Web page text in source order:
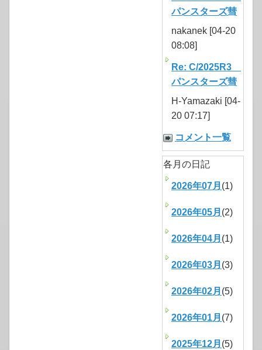
パンスターズ彗
nakanek [04-20
08:08]
Re: C/2025R3
パンスターズ彗
H-Yamazaki [04-
20 07:17]
コメント一覧
各月の日記
2026年07月 (1)
2026年05月 (2)
2026年04月 (1)
2026年03月 (3)
2026年02月 (5)
2026年01月 (7)
2025年12月 (5)